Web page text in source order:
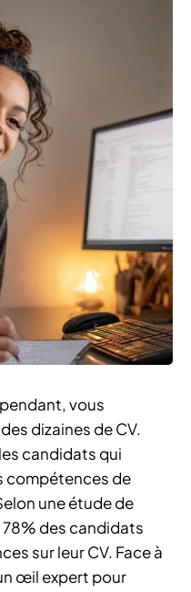
vous
dizaines de CV.
candidats qui
compétences de
une étude de
78% des candidats
sur leur CV. Face à
œil expert pour